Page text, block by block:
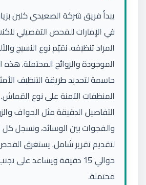
يبدأ فريق شركة الصعيدي كلين
في الإمارات للفحص التفصيلي
المراد تنظيفه. نقيّم نوع النسيج
الموجودة والروائح المحتملة.
حاسمة لتحديد طريقة التنظيف
المنظفات الآمنة على نوع
التفاصيل الدقيقة مثل الحواف
والفجوات بين الوسائد، ونسجل كل
لتقديم تقرير شامل. يستغرق
حوالي 15 دقيقة ويساعد على
محتملة.